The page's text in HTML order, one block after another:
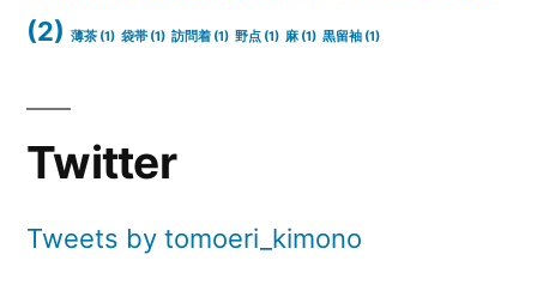
(2) 薄茶 (1) 袋帯 (1) 訪問着 (1) 野点 (1) 麻 (1) 黒留袖 (1)
Twitter
Tweets by tomoeri_kimono